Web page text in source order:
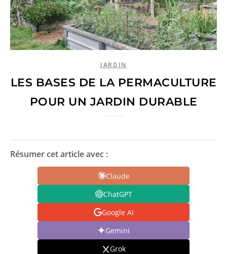
JARDIN
LES BASES DE LA PERMACULTURE
POUR UN JARDIN DURABLE
Résumer cet article avec :
Claude
ChatGPT
Google AI
Gemini
Grok